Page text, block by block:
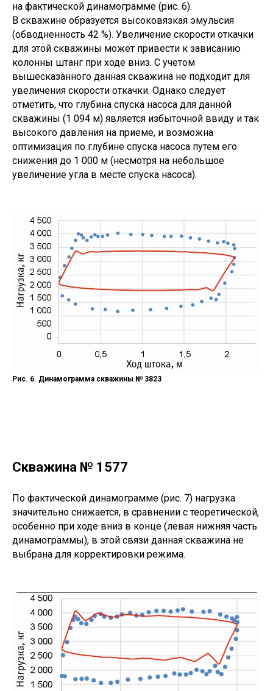
на фактической динамограмме (рис. 6).
В скважине образуется высоковязкая эмульсия
(обводненность 42 %). Увеличение скорости откачки
для этой скважины может привести к зависанию
колонны штанг при ходе вниз. С учетом
вышесказанного данная скважина не подходит для
увеличения скорости откачки. Однако следует
отметить, что глубина спуска насоса для данной
скважины (1 094 м) является избыточной ввиду и так
высокого давления на приеме, и возможна
оптимизация по глубине спуска насоса путем его
снижения до 1 000 м (несмотря на небольшое
увеличение угла в месте спуска насоса).
Рис. 6. Динамограмма скважины № 3823
Скважина № 1577
По фактической динамограмме (рис. 7) нагрузка
значительно снижается, в сравнении с теоретической,
особенно при ходе вниз в конце (левая нижняя часть
динамограммы), в этой связи данная скважина не
выбрана для корректировки режима.